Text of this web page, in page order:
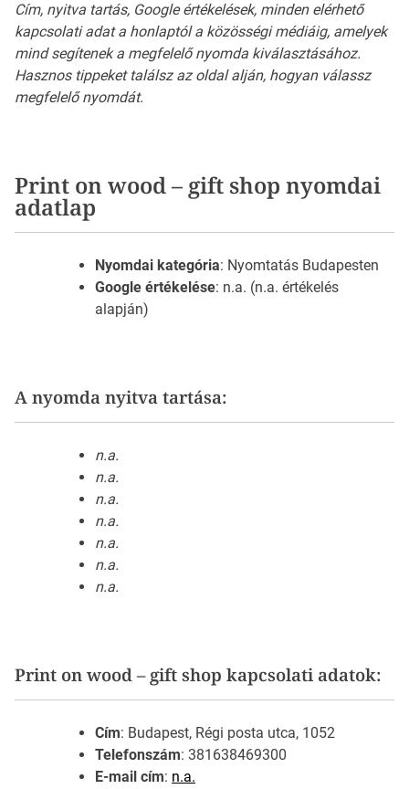
Cím, nyitva tartás, Google értékelések, minden elérhető
kapcsolati adat a honlaptól a közösségi médiáig, amelyek
mind segítenek a megfelelő nyomda kiválasztásához.
Hasznos tippeket találsz az oldal alján, hogyan válassz
megfelelő nyomdát.
Print on wood – gift shop nyomdai
adatlap
Nyomdai kategória: Nyomtatás Budapesten
Google értékelése: n.a. (n.a. értékelés
alapján)
A nyomda nyitva tartása:
n.a.
n.a.
n.a.
n.a.
n.a.
n.a.
n.a.
Print on wood – gift shop kapcsolati adatok:
Cím: Budapest, Régi posta utca, 1052
Telefonszám: 381638469300
E-mail cím: n.a.